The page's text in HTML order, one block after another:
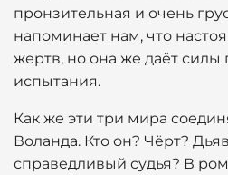
пронзительная и очень
напоминает нам, что
жертв, но она же даёт
испытания.
Как же эти три мира
Воланда. Кто он? Чёрт?
справедливый судья? В